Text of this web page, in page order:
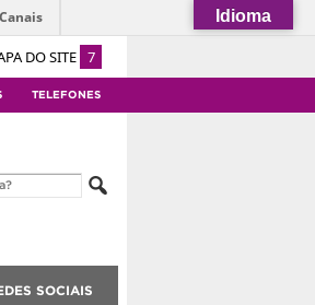
DO SITE 7
Canais
TELEFONES
SOCIAIS
Idioma